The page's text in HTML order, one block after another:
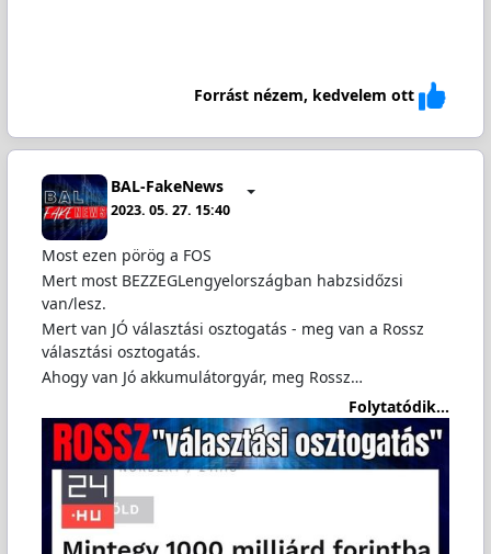
Forrást nézem, kedvelem ott
BAL-FakeNews
2023. 05. 27. 15:40
Most ezen pörög a FOS
Mert most BEZZEGLengyelországban habzsidőzsi
van/lesz.
Mert van JÓ választási osztogatás - meg van a Rossz
választási osztogatás.
Ahogy van Jó akkumulátorgyár, meg Rossz…
Folytatódik...